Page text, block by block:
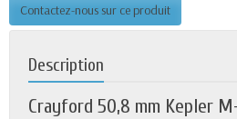
Contactez-nous sur ce produit
Description
Crayford 50,8 mm Kepler